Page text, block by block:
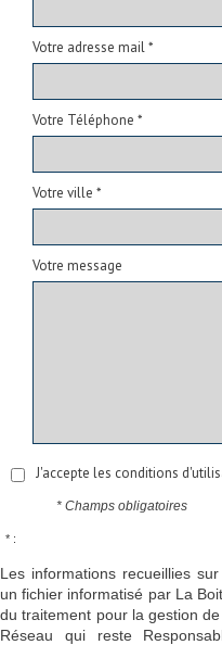
Votre adresse mail *
Votre Téléphone *
Votre ville *
Votre message
J'accepte les conditions
* Champs obligatoires
* :
Les informations recueillies
un fichier informatisé par La
du traitement pour la gestion
Réseau qui reste